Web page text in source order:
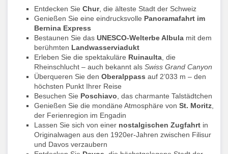
Entdecken Sie Chur, die älteste Stadt der Schweiz
Genießen Sie eine eindrucksvolle Panoramafahrt im
Bernina Express
Bestaunen Sie das UNESCO-Welterbe Albula mit dem
berühmten Landwasserviadukt
Erleben Sie die spektakuläre Ruinaulta , die
Rheinschlucht – auch bekannt als Swiss Grand Canyon
Überqueren Sie den Oberalppass auf 2’033 m – den
höchsten Punkt Ihrer Reise
Besuchen Sie Poschiavo , das charmante Talstädtchen
Genießen Sie die mondäne Atmosphäre von St. Moritz
der Ferienregion im Engadin
Lassen Sie sich von einer nostalgischen Zugfahrt in
Originalwagen aus den 1920er-Jahren zwischen Filisur
und Davos verzaubern